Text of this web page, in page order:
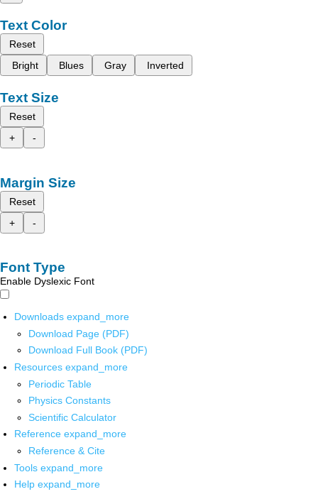
Text Color
Reset
Bright
Blues Gray Inverted
Text Size
Reset
+
-
Margin Size
Reset
+
-
Font Type
Enable Dyslexic Font
Downloads expand_more
Download Page (PDF)
Download Full Book (PDF)
Resources expand_more
Periodic Table
Physics Constants
Scientific Calculator
Reference expand_more
Reference & Cite
Tools expand_more
Help expand_more